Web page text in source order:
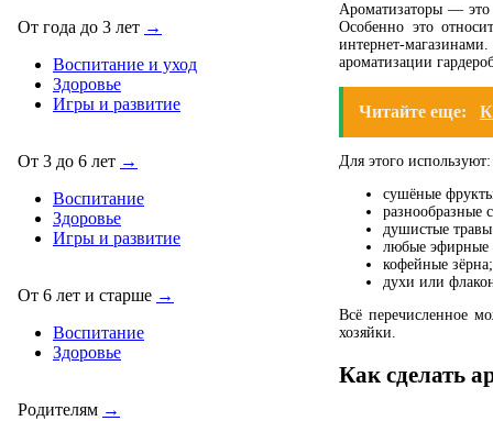
От года до 3 лет →
Воспитание и уход
Здоровье
Игры и развитие
От 3 до 6 лет →
Воспитание
Здоровье
Игры и развитие
От 6 лет и старше →
Воспитание
Здоровье
Родителям →
Ароматизаторы — это
Особенно это
интернет-
ароматизации
Читайте еще:
Для этого используют:
сушёные
разнообразные
душистые
любые эфирные
кофейные зёрна;
духи или
Всё перечисленное
хозяйки.
Как сделать